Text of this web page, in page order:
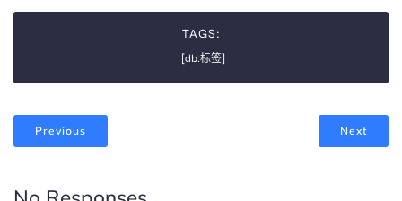
TAGS:
[db:标签]
Previous Next